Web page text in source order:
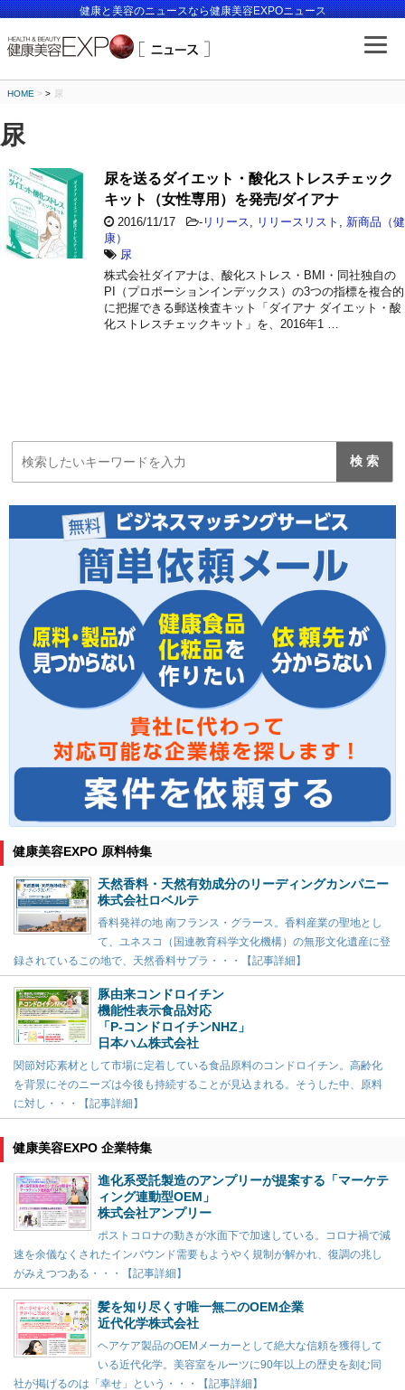
健康と美容のニュースなら健康美容EXPOニュース
HOME > 尿
尿
尿を送るダイエット・酸化ストレスチェック
キット（女性専用）を発売/ダイアナ
2016/11/17 - リリース リリースリスト
新商品（健
康）
尿
株式会社ダイアナは、酸化ストレス・BMI・同社独自の
PI（プロポーションインデックス）の3つの指標を複合的
に把握できる郵送検査キット「ダイアナ ダイエット・酸
化ストレスチェックキット」を、2016年1 …
健康美容EXPO 原料特集
天然香料・天然有効成分のリーディングカンパニー
株式会社ロベルテ
香料発祥の地 南フランス・グラース。香料産業の聖地とし
て、ユネスコ（国連教育科学文化機構）の無形文化遺産に登
録されているこの地で、天然香料サプラ・・・【記事詳細】
豚由来コンドロイチン
機能性表示食品対応
「P-コンドロイチンNHZ」
日本ハム株式会社
関節対応素材として市場に定着している食品原料のコンドロイチン。高齢化
を背景にそのニーズは今後も持続することが見込まれる。そうした中、原料
に対し・・・【記事詳細】
健康美容EXPO 企業特集
進化系受託製造のアンプリーが提案する「マーケテ
ィング連動型OEM」
株式会社アンプリー
ポストコロナの動きが水面下で加速している。コロナ禍で減
速を余儀なくされたインバウンド需要もようやく規制が解かれ、復調の兆し
がみえつつある・・・【記事詳細】
髪を知り尽くす唯一無二のOEM企業
近代化学株式会社
ヘアケア製品のOEMメーカーとして絶大な信頼を獲得して
いる近代化学。美容室をルーツに90年以上の歴史を刻む同
社が掲げるのは「幸せ」という・・・【記事詳細】